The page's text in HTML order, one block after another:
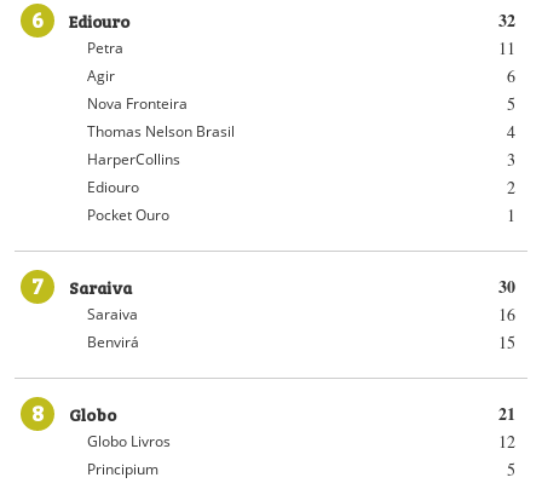
6 32
Ediouro
11
Petra
6
Agir
5
Nova Fronteira
4
Thomas Nelson Brasil
3
HarperCollins
2
Ediouro
1
Pocket Ouro
7 30
Saraiva
16
Saraiva
15
Benvirá
8 21
Globo
12
Globo Livros
5
Principium